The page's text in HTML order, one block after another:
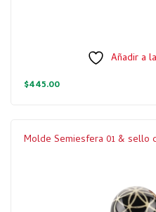
Añadir a
$445.00
Molde Semiesfera 01 & sello